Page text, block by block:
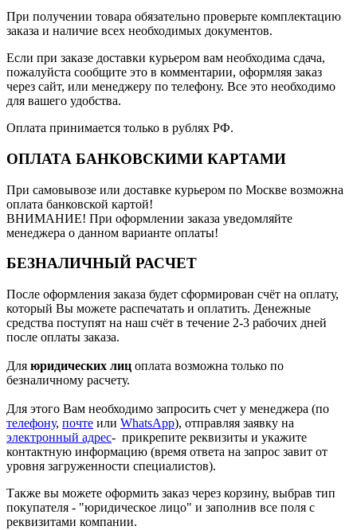
При получении товара обязательно проверьте комплектацию
заказа и наличие всех необходимых документов.
Если при заказе доставки курьером вам необходима сдача,
пожалуйста сообщите это в комментарии, оформляя заказ
через сайт, или менеджеру по телефону. Все это необходимо
для вашего удобства.
Оплата принимается только в рублях РФ.
ОПЛАТА БАНКОВСКИМИ КАРТАМИ
При самовывозе или доставке курьером по Москве возможна
оплата банковской картой!
ВНИМАНИЕ! При оформлении заказа уведомляйте
менеджера о данном варианте оплаты!
БЕЗНАЛИЧНЫЙ РАСЧЕТ
После оформления заказа будет сформирован счёт на оплату,
который Вы можете распечатать и оплатить. Денежные
средства поступят на наш счёт в течение 2-3 рабочих дней
после оплаты заказа.
Для юридических лиц оплата возможна только по
безналичному расчету.
Для этого Вам необходимо запросить счет у менеджера (по
телефону, почте или WhatsApp), отправляя заявку на
электронный адрес- прикрепите реквизиты и укажите
контактную информацию (время ответа на запрос завит от
уровня загруженности специалистов).
Также вы можете оформить заказ через корзину, выбрав тип
покупателя - "юридическое лицо" и заполнив все поля с
реквизитами компании.